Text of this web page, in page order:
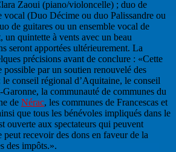
Zaoui (piano/violoncelle) ; duo de
vocal (Duo Décime ou duo Palissandre ou
de guitares ou un ensemble vocal de
un quintette à vents avec un beau
seront apportées ultérieurement. La
précisions avant de conclure : «Cette
possible par un soutien renouvelé des
conseil régional d’Aquitaine, le conseil
la communauté de communes du
de Nérac, les communes de Francescas et
que tous les bénévoles impliqués dans le
ouverte aux spectateurs qui peuvent
peut recevoir des dons en faveur de la
des impôts.».